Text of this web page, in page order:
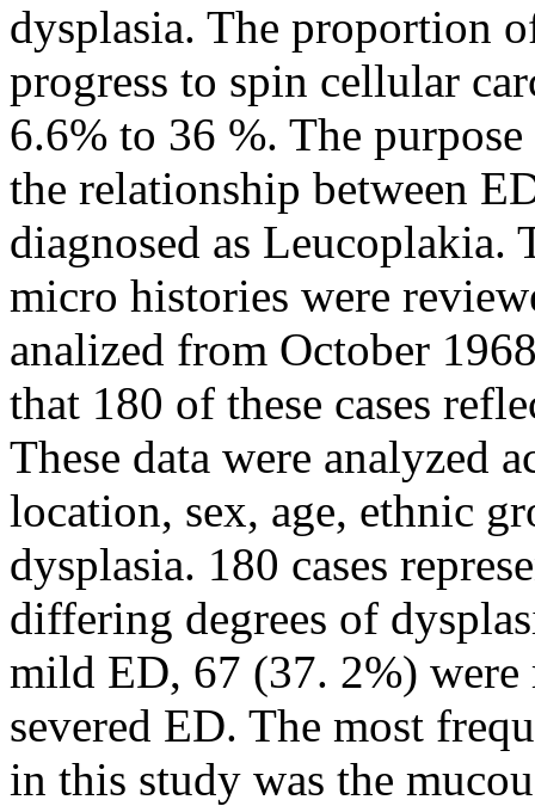
dysplasia. The proportion
progress to spin cellular
6.6% to 36 %. The
the relationship between
diagnosed as Leucoplakia.
micro histories were
analized from October
that 180 of these cases
These data were analyzed
location, sex, age, ethnic
dysplasia. 180 cases
differing degrees of
mild ED, 67 (37. 2%) were
severed ED. The most
in this study was the